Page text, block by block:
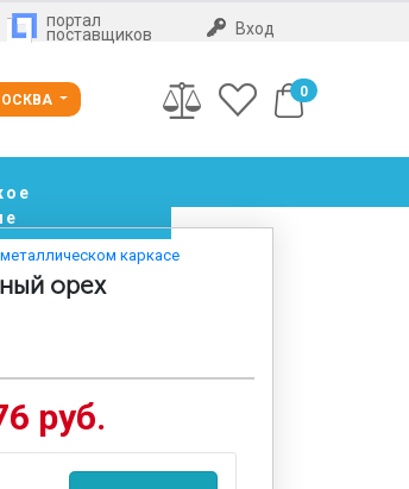
портал
поставщиков Вход
0
каркасе
орех
руб.